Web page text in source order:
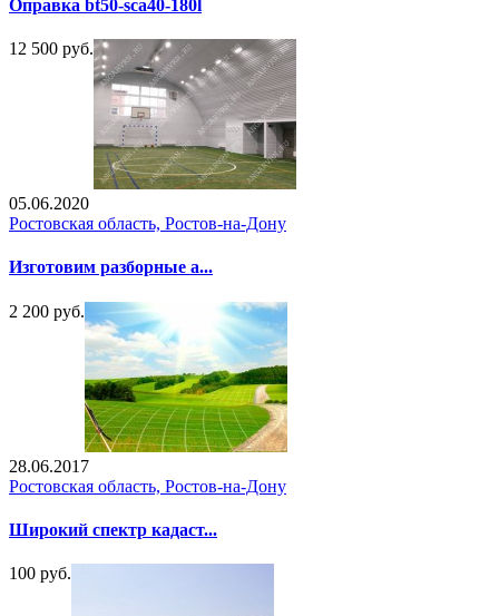
Оправка bt50-sca40-180l
12 500 руб.
05.06.2020
Ростовская область, Ростов-на-Дону
Изготовим разборные а...
2 200 руб.
28.06.2017
Ростовская область, Ростов-на-Дону
Широкий спектр кадаст...
100 руб.